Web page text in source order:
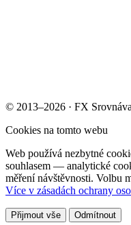
© 2013–2026 · FX
Cookies na tomto webu
Web používá nezbytné
souhlasem — analytické
měření návštěvnosti. Volbu
Více v zásadách ochrany
Přijmout vše Odmítnout